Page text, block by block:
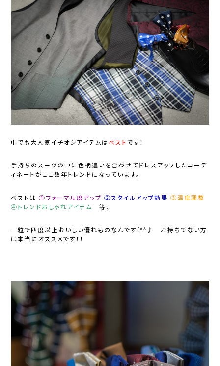
中でも大人気イチオシアイテムはベストです！
手持ちのスーツの中に色柄違いを合わせてドレスアップしたコーデ
ィネートがここ数年トレンドになっています。
ベストは ①フォーマル度アップ ②スタイルアップ効果 ③温度調整
④トレンドおしゃれアイテム
等、
一粒で四度以上おいしい優れものなんです(^^♪ お持ちでない方
は本当にオススメです！！